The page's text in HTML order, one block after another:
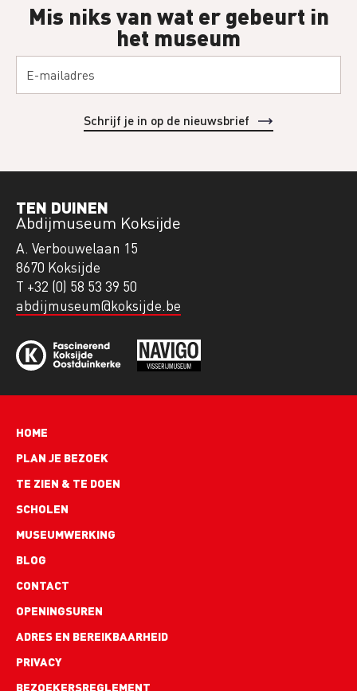
Mis niks van wat er gebeurt in
het museum
TEN DUINEN
Abdijmuseum Koksijde
A. Verbouwelaan 15
8670 Koksijde
T +32 (0) 58 53 39 50
abdijmuseum@koksijde.be
Hoofdnavigatie
HOME
PLAN JE BEZOEK
TE ZIEN & TE DOEN
SCHOLEN
MUSEUMWERKING
BLOG
Footer
links
CONTACT
OPENINGSUREN
ADRES EN BEREIKBAARHEID
PRIVACY
BEZOEKERSREGLEMENT